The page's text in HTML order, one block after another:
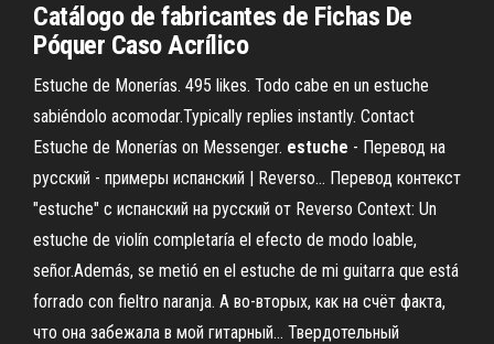
Catálogo de fabricantes de Fichas De
Póquer Caso Acrílico
Estuche de Monerías. 495 likes. Todo cabe en un estuche
sabiéndolo acomodar.Typically replies instantly. Contact
Estuche de Monerías on Messenger. estuche - Перевод на
русский - примеры испанский | Reverso… Перевод контекст
"estuche" c испанский на русский от Reverso Context: Un
estuche de violín completaría el efecto de modo loable,
señor.Además, se metió en el estuche de mi guitarra que está
forrado con fieltro naranja. А во-вторых, как на счёт факта,
что она забежала в мой гитарный... Твердотельный